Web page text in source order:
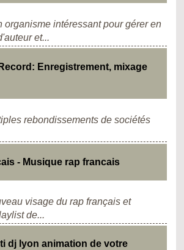
organisme intéressant pour gérer en
et...
Enregistrement, mixage
rebondissements de sociétés
- Musique rap francais
visage du rap français et
de...
dj lyon animation de votre